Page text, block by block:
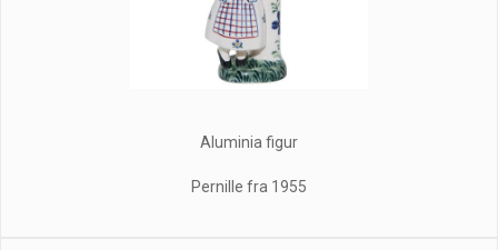
Aluminia figur
Pernille fra 1955